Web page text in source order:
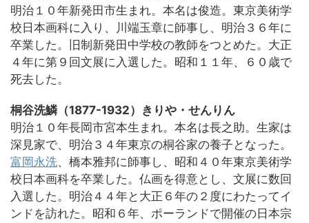
明治１０年新発田市生まれ。本名は俊造。東京美術学
校日本画科に入り、川端玉章に師事し、明治３６年に
卒業した。旧制新発田中学校の教師をつとめた。大正
４年に第９回文展に入選した。昭和１１年、６０歳で
死去した。
桐谷洗鱗（1877-1932）きりや・せんりん
明治１０年長岡市宮本生まれ。本名は長之助。生家は
深見家で、明治３４年東京の桐谷家の養子となった。
富岡永洗、橋本雅邦に師事し、昭和４０年東京美術学
校日本画科を卒業した。仏画を得意とし、文展に数回
入選した。明治４４年と大正６年の２度にわたってイ
ンドを訪れた。昭和６年、ポーランドで開催の日本宗